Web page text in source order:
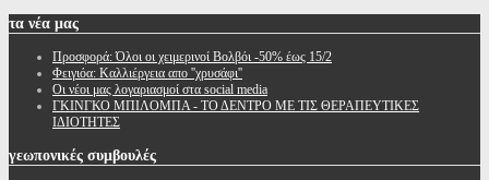
τα νέα μας
Προσφορά: Όλοι οι χειμερινοί Βολβόι -50% έως 15/2
Φειγιόα: Καλλιέργεια απο ''χρυσάφι''
Oι νέοι μας λογαριασμοί στα social media
ΓΚΙΝΓΚΟ ΜΠΙΛΟΜΠΑ - ΤΟ ΔΕΝΤΡΟ ΜΕ ΤΙΣ ΘΕΡΑΠΕΥΤΙΚΕΣ
ΙΔΙΟΤΗΤΕΣ
γεωπονικές συμβουλές